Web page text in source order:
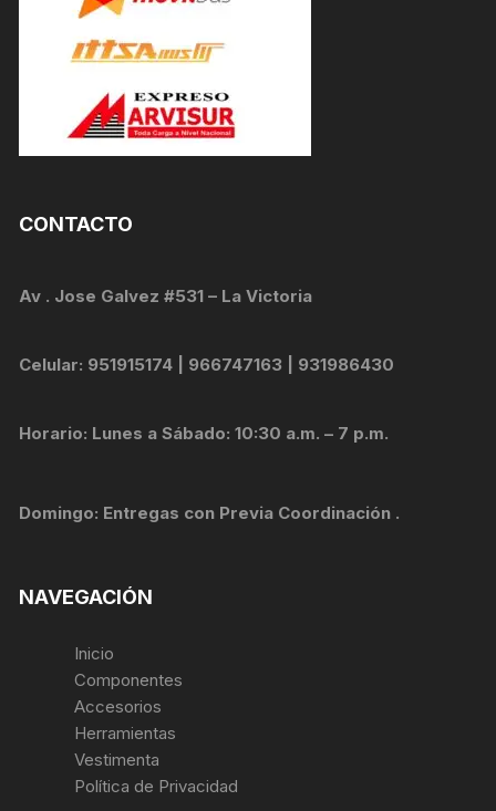
CONTACTO
Av . Jose Galvez #531 – La Victoria
Celular: 951915174 | 966747163 | 931986430
Horario: Lunes a Sábado: 10:30 a.m. – 7 p.m.
Domingo: Entregas con Previa Coordinación .
NAVEGACIÓN
Inicio
Componentes
Accesorios
Herramientas
Vestimenta
Política de Privacidad